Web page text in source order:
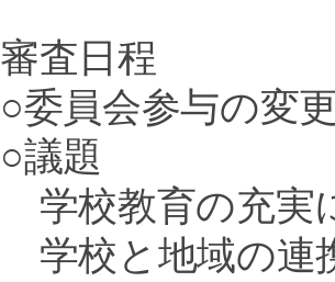
審査日程
○委員会参与の変
○議題
学校教育の充実
学校と地域の連